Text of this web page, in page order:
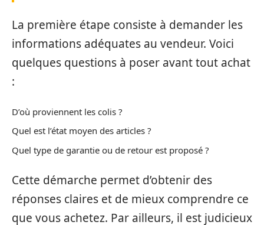
La première étape consiste à demander les
informations adéquates au vendeur. Voici
quelques questions à poser avant tout achat
:
D’où proviennent les colis ?
Quel est l’état moyen des articles ?
Quel type de garantie ou de retour est proposé ?
Cette démarche permet d’obtenir des
réponses claires et de mieux comprendre ce
que vous achetez. Par ailleurs, il est judicieux